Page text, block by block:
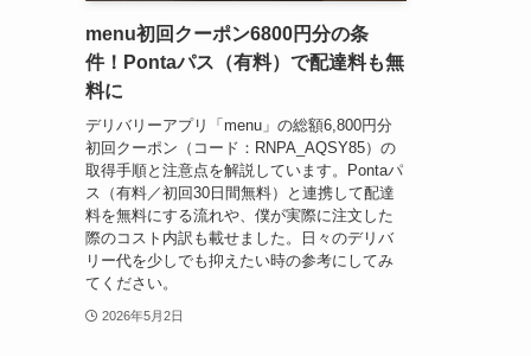
menu初回クーポン6800円分の条
件！Pontaパス（有料）で配達料も無
料に
デリバリーアプリ「menu」の総額6,800円分
初回クーポン（コード：RNPA_AQSY85）の
取得手順と注意点を解説しています。Pontaパ
ス（有料／初回30日間無料）と連携して配達
料を無料にする流れや、僕が実際に注文した
際のコスト内訳も載せました。日々のデリバ
リー代を少しでも抑えたい時の参考にしてみ
てください。
2026年5月2日